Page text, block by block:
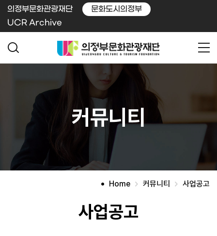
의정부문화관광재단
문화도시의정부
UCR Archive
커뮤니티
Home 커뮤니티 사업공고
사업공고